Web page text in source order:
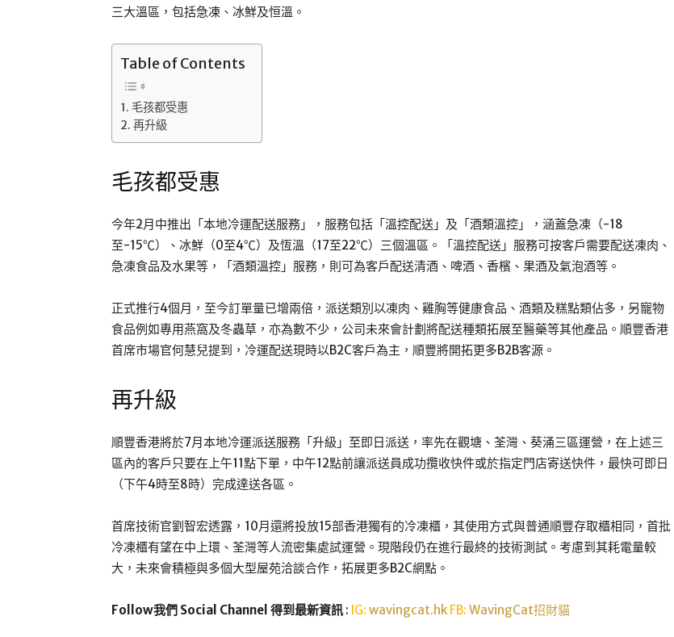
三大溫區，包括急凍、冰鮮及恒溫。
Table of Contents
毛孩都受惠
再升級
毛孩都受惠
今年2月中推出「本地冷運配送服務」，服務包括「溫控配送」及「酒類溫控」，涵蓋急凍（-18
至-15℃）、冰鮮（0至4℃）及恆溫（17至22℃）三個溫區。「溫控配送」服務可按客戶需要配送凍肉、
急凍食品及水果等，「酒類溫控」服務，則可為客戶配送清酒、啤酒、香檳、果酒及氣泡酒等。
正式推行4個月，至今訂單量已增兩倍，派送類別以凍肉、雞胸等健康食品、酒類及糕點類佔多，另寵物
食品例如專用燕窩及冬蟲草，亦為數不少，公司未來會計劃將配送種類拓展至醫藥等其他產品。順豐香港
首席市場官何慧兒提到，冷運配送現時以B2C客戶為主，順豐將開拓更多B2B客源。
再升級
順豐香港將於7月本地冷運派送服務「升級」至即日派送，率先在觀塘、荃灣、葵涌三區運營，在上述三
區內的客戶只要在上午11點下單，中午12點前讓派送員成功攬收快件或於指定門店寄送快件，最快可即日
（下午4時至8時）完成達送各區。
首席技術官劉智宏透露，10月還將投放15部香港獨有的冷凍櫃，其使用方式與普通順豐存取櫃相同，首批
冷凍櫃有望在中上環、荃灣等人流密集處試運營。現階段仍在進行最終的技術測試。考慮到其耗電量較
大，未來會積極與多個大型屋苑洽談合作，拓展更多B2C網點。
Follow我們 Social Channel 得到最新資訊 : IG: wavingcat.hkFB: WavingCat招財貓